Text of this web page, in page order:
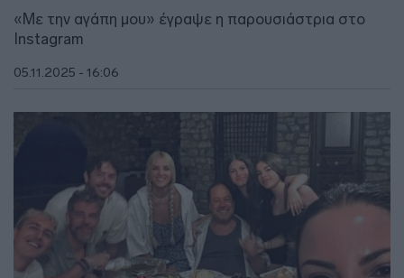
«Με την αγάπη μου» έγραψε η παρουσιάστρια στο
Instagram
05.11.2025 - 16:06